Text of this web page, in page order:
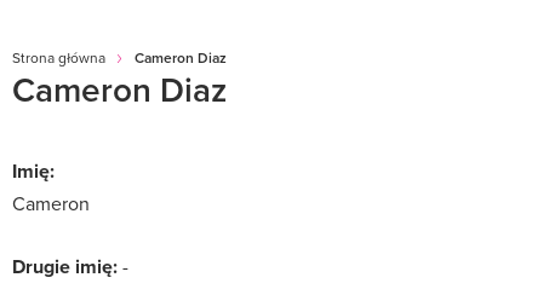
Strona główna Cameron Diaz
Cameron Diaz
Imię:
Cameron
Drugie imię:-